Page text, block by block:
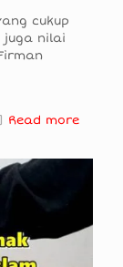
cukup
juga nilai
Read more